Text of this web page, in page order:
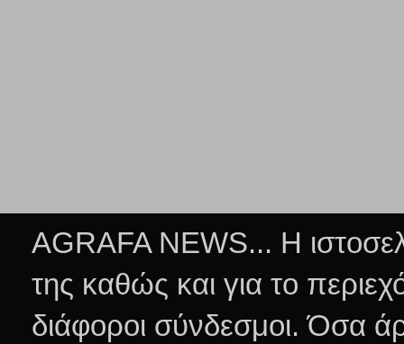
AGRAFA NEWS... Η
της καθώς και για το
διάφοροι σύνδεσμοι.Όσα